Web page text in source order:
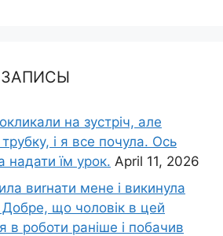
на зустріч, але
і я все почула. Ось
надати їм урок. April 11, 2026
виrнати мене і викинула
Добре, що чоловік в цей
в роботи раніше і побачив